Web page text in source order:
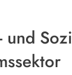
und